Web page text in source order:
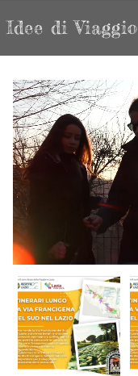
Idee di Viaggio